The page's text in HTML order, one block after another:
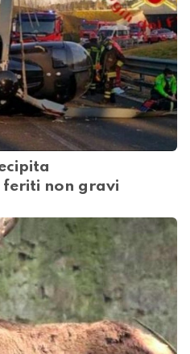
non gravi